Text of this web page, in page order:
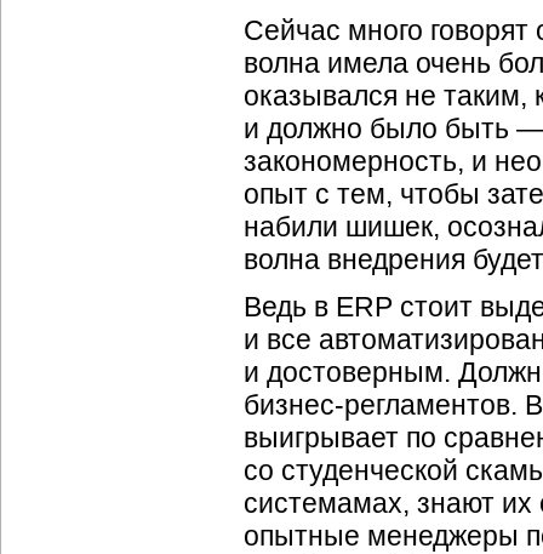
Сейчас много
волна имела очень
оказывался не
и должно было быть —
закономерность, и
опыт с тем, чтобы
набили шишек,
волна внедрения
Ведь в ERP стоит
и все
и достоверным.
бизнес-регламентов.
выигрывает по
со студенческой
системамах, знают
опытные менеджеры